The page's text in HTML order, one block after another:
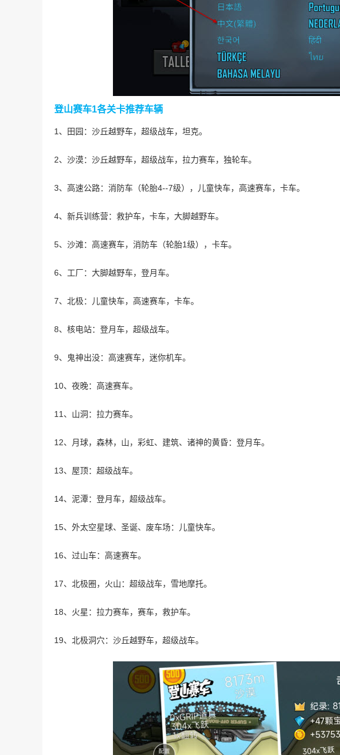
登山赛车1各关卡推荐车辆
1、田园：沙丘越野车，超级战车，坦克。
2、沙漠：沙丘越野车，超级战车，拉力赛车，独轮车。
3、高速公路：消防车（轮胎4--7级），儿童快车，高速赛车，卡车。
4、新兵训练营：救护车，卡车，大脚越野车。
5、沙滩：高速赛车，消防车（轮胎1级），卡车。
6、工厂：大脚越野车，登月车。
7、北极：儿童快车，高速赛车，卡车。
8、核电站：登月车，超级战车。
9、鬼神出没：高速赛车，迷你机车。
10、夜晚：高速赛车。
11、山洞：拉力赛车。
12、月球，森林，山，彩虹、建筑、诸神的黄昏：登月车。
13、屋顶：超级战车。
14、泥潭：登月车，超级战车。
15、外太空星球、圣诞、废车场：儿童快车。
16、过山车：高速赛车。
17、北极圈，火山：超级战车，雪地摩托。
18、火星：拉力赛车，赛车，救护车。
19、北极洞穴：沙丘越野车，超级战车。